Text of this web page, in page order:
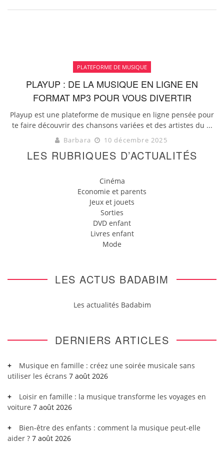
PLATEFORME DE MUSIQUE
PLAYUP : DE LA MUSIQUE EN LIGNE EN
FORMAT MP3 POUR VOUS DIVERTIR
Playup est une plateforme de musique en ligne pensée pour
te faire découvrir des chansons variées et des artistes du ...
Barbara 10 décembre 2025
LES RUBRIQUES D’ACTUALITÉS
Cinéma
Economie et parents
Jeux et jouets
Sorties
DVD enfant
Livres enfant
Mode
LES ACTUS BADABIM
Les actualités Badabim
DERNIERS ARTICLES
Musique en famille : créez une soirée musicale sans
utiliser les écrans 7 août 2026
Loisir en famille : la musique transforme les voyages en
voiture 7 août 2026
Bien-être des enfants : comment la musique peut-elle
aider ? 7 août 2026